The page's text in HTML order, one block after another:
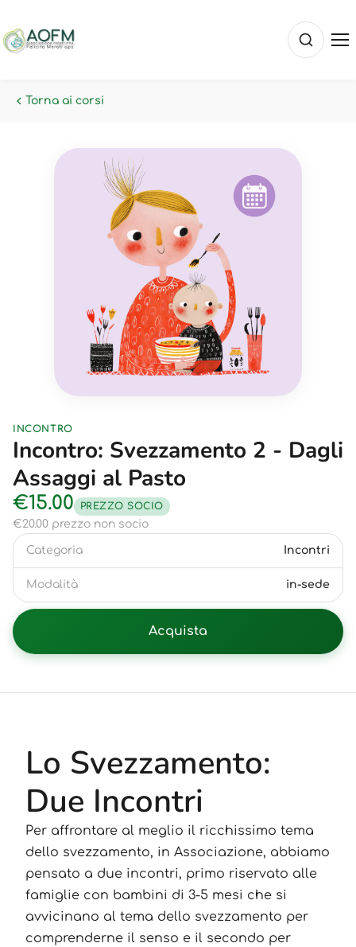
Torna ai corsi
INCONTRO
Incontro: Svezzamento 2 - Dagli
Assaggi al Pasto
€15.00 PREZZO SOCIO
€20.00 prezzo non socio
Categoria Incontri
Modalità in-sede
Acquista
Lo Svezzamento:
Due Incontri
Per affrontare al meglio il ricchissimo tema
dello svezzamento, in Associazione, abbiamo
pensato a due incontri, primo riservato alle
famiglie con bambini di 3-5 mesi che si
avvicinano al tema dello svezzamento per
comprenderne il senso e il secondo per